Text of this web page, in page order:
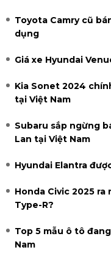
Toyota Camry cũ
dụng
Giá xe Hyundai
Kia Sonet 2024
tại Việt Nam
Subaru sắp ngừng
Lan tại Việt Nam
Hyundai Elantra
Honda Civic 2025 ra
Type-R?
Top 5 mẫu ô tô
Nam